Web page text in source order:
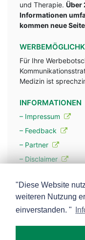
und Therapie. Über
Informationen
kommen neue
Für Ihre
Medizin ist
INFORMATIONEN
– Impressum
– Feedback
– Partner
– Disclaimer
– Werbung
– Mehr über unsere
"Diese Website
weiteren Nutzung
einverstanden. "